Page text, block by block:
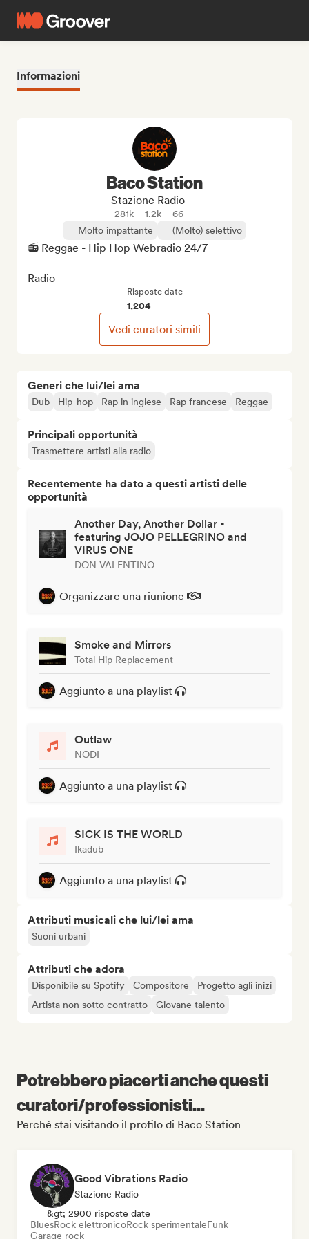
Informazioni
Generi che lui/lei ama
Dub Hip-hop Rap in inglese Rap francese Reggae
Principali opportunità
Trasmettere artisti alla radio
Recentemente ha dato a questi artisti delle
opportunità
Another Day, Another Dollar -
featuring JOJO PELLEGRINO and
VIRUS ONE
DON VALENTINO
Organizzare una riunione
Smoke and Mirrors
Total Hip Replacement
Aggiunto a una playlist
Outlaw
NODI
Aggiunto a una playlist
SICK IS THE WORLD
Ikadub
Aggiunto a una playlist
Attributi musicali che lui/lei ama
Suoni urbani
Attributi che adora
Disponibile su Spotify Compositore
Progetto agli inizi
Artista non sotto contratto
Giovane talento
Baco Station
Stazione Radio
281k 1.2k
66
Molto impattante
(Molto) selettivo
📻 Reggae - Hip Hop Webradio 24/7
Radio
Risposte date
1,204
Vedi curatori simili
Potrebbero piacerti anche questi
curatori/professionisti...
Perché stai visitando il profilo di Baco Station
Good Vibrations Radio
Stazione Radio
&gt; 2900 risposte date
BluesRock elettronicoRock sperimentaleFunk
Garage rock